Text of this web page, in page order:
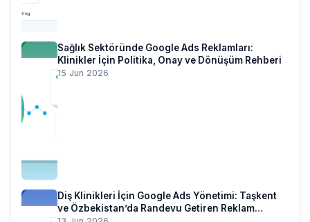
Sağlık Sektöründe Google Ads Reklamları:
Klinikler İçin Politika, Onay ve Dönüşüm Rehberi
15 Jun 2026
Diş Klinikleri İçin Google Ads Yönetimi: Taşkent
ve Özbekistan’da Randevu Getiren Reklam